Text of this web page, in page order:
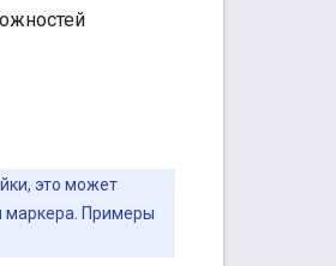
это может
маркера. Примеры